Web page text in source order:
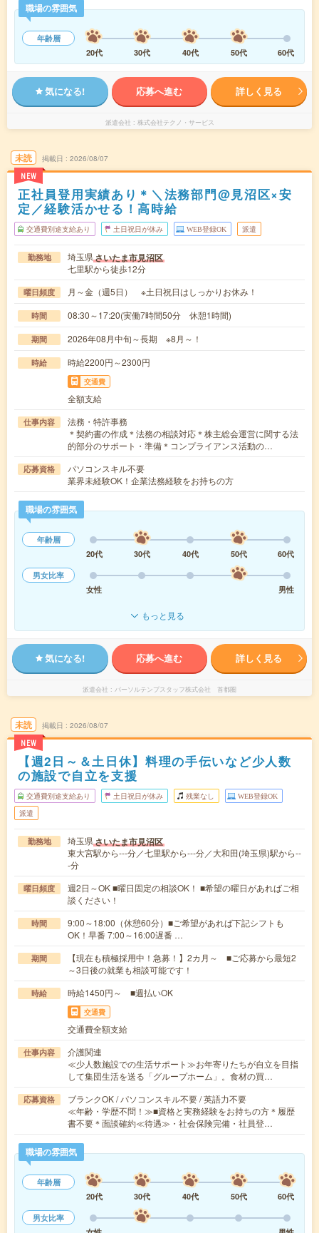
職場の雰囲気
年齢層
20代
30代 40代 50代 60代
気になる! 応募へ進む 詳しく見る
派遣会社 株式会社テクノ・サービス
未読
NEW
掲載日 2026/08/07
正社員登用実績あり＊＼法務部門@見沼区×安
定／経験活かせる！高時給
交通費別途支給あり 土日祝日が休み WEB登録OK 派遣
勤務地 埼玉県さいたま市見沼区
七里駅から徒歩12分
曜日頻度 月～金（週5日） ※土日祝日はしっかりお休み！
時間 08:30～17:20(実働7時間50分 休憩1時間)
期間 2026年08月中旬～長期 ※8月～！
時給 時給2200円～2300円
交通費
全額支給
仕事内容
法務・特許事務
＊契約書の作成＊法務の相談対応＊株主総会運営に関する法
的部分のサポート・準備＊コンプライアンス活動の…
応募資格
パソコンスキル不要
業界未経験OK！企業法務経験をお持ちの方
職場の雰囲気
年齢層
20代
30代 40代 50代
60代
男女比率
女性
男性
もっと見る
気になる! 応募へ進む 詳しく見る
派遣会社 パーソルテンプスタッフ株式会社 首都圏
未読
NEW
掲載日 2026/08/07
【週2日～＆土日休】料理の手伝いなど少人数
の施設で自立を支援
交通費別途支給あり 土日祝日が休み 残業なし WEB登録OK
派遣
勤務地 埼玉県さいたま市見沼区
東大宮駅から---分／七里駅から---分／大和田(埼玉県)駅から--
-分
曜日頻度
週2日～OK ■曜日固定の相談OK！ ■希望の曜日があればご相
談ください！
時間
9:00～18:00（休憩60分）■ご希望があれば下記シフトも
OK！早番 7:00～16:00遅番 …
期間
【現在も積極採用中！急募！】2カ月～ ■ご応募から最短2
～3日後の就業も相談可能です！
時給 時給1450円～ ■週払いOK
交通費
交通費全額支給
仕事内容
介護関連
≪少人数施設での生活サポート≫お年寄りたちが自立を目指
して集団生活を送る「グループホーム」。食材の買…
応募資格
ブランクOK / パソコンスキル不要 / 英語力不要
≪年齢・学歴不問！≫■資格と実務経験をお持ちの方＊履歴
書不要＊面談確約≪待遇≫・社会保険完備・社員登…
職場の雰囲気
年齢層
20代
30代 40代 50代
60代
男女比率